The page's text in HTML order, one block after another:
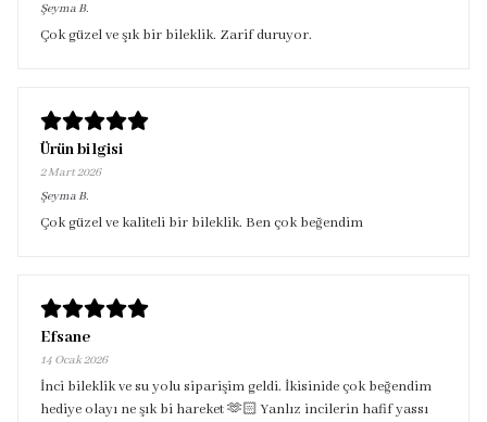
ŞeymaB.
Çok güzel ve şık bir bileklik. Zarif duruyor.
Ürün bilgisi
2 Mart 2026
ŞeymaB.
Çok güzel ve kaliteli bir bileklik. Ben çok beğendim
Efsane
14 Ocak 2026
İnci bileklik ve su yolu siparişim geldi. İkisinide çok beğendim
hediye olayı ne şık bi hareket 🫶🏻 Yanlız incilerin hafif yassı